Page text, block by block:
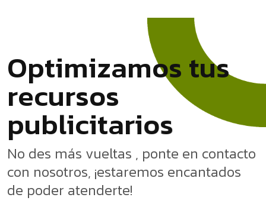
Optimizamostus
recursos
publicitarios
No des más vueltas , ponte en contacto
con nosotros, ¡estaremos encantados
de poder atenderte!